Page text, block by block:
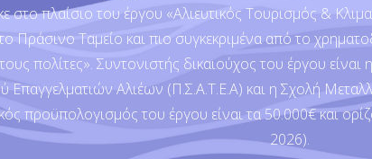
πλαίσιο του έργου «Αλιευτικός Τουρισμός &
Πράσινο Ταμείο και πιο συγκεκριμένα από το
πολίτες». Συντονιστής δικαιούχος του έργου
Επαγγελματιών Αλιέων (Π.Σ.Α.Τ.Ε.Α) και η Σχολή
του έργου είναι τα 50.000€ και
2026).